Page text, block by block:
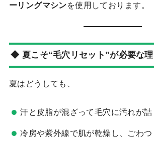
ーリングマシンを使用しております。
◆ 夏こそ“毛穴リセット”が必要な
夏はどうしても、
汗と皮脂が混ざって毛穴に汚れが
冷房や紫外線で肌が乾燥し、ごわつ